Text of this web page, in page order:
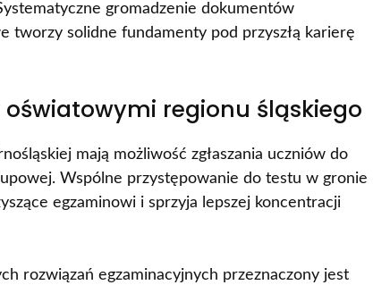
gromadzenie dokumentów
tworzy solidne fundamenty pod przyszłą karierę
regionu śląskiego
mają możliwość zgłaszania uczniów do
Wspólne przystępowanie do testu w gronie
egzaminowi i sprzyja lepszej koncentracji
rozwiązań egzaminacyjnych przeznaczony jest